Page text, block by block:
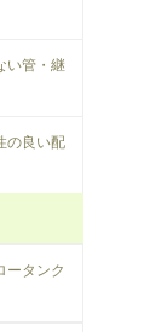
い管・継
の良い配
ータンク